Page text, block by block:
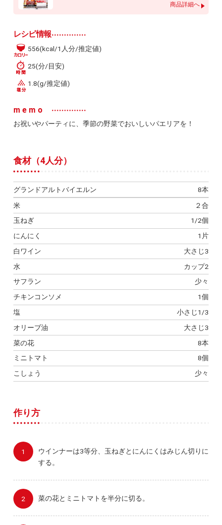
商品詳細へ
レシピ情報
556(kcal/1人分/推定値)
25(分/目安)
1.8(g/推定値)
memo
お祝いやパーティに、季節の野菜でおいしいパエリアを！
食材（4人分）
グランドアルトバイエルン
8本
米
２合
玉ねぎ
1/2個
にんにく
1片
白ワイン
大さじ3
水
カップ2
サフラン
少々
チキンコンソメ
1個
塩
小さじ1/3
オリーブ油
大さじ3
菜の花
8本
ミニトマト
8個
こしょう
少々
作り方
ウインナーは3等分、玉ねぎとにんにくはみじん切りに
する。
菜の花とミニトマトを半分に切る。